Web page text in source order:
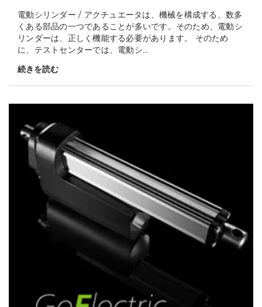
電動シリンダー / アクチュエータは、機械を構成する、数多
くある部品の一つであることが多いです。そのため、電動シ
リンダーは、正しく機能する必要があります。 そのため
に、テストセンターでは、電動シ...
続きを読む